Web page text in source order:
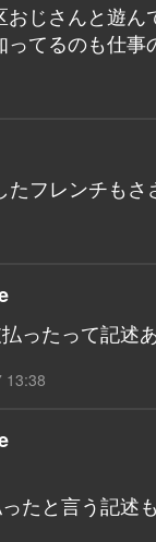
じさんと遊
てるのも仕
たフレンチも
ったって記述
13:38
たと言う記述